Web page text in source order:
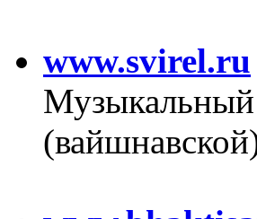
www.svirel.ru
Музыкальный